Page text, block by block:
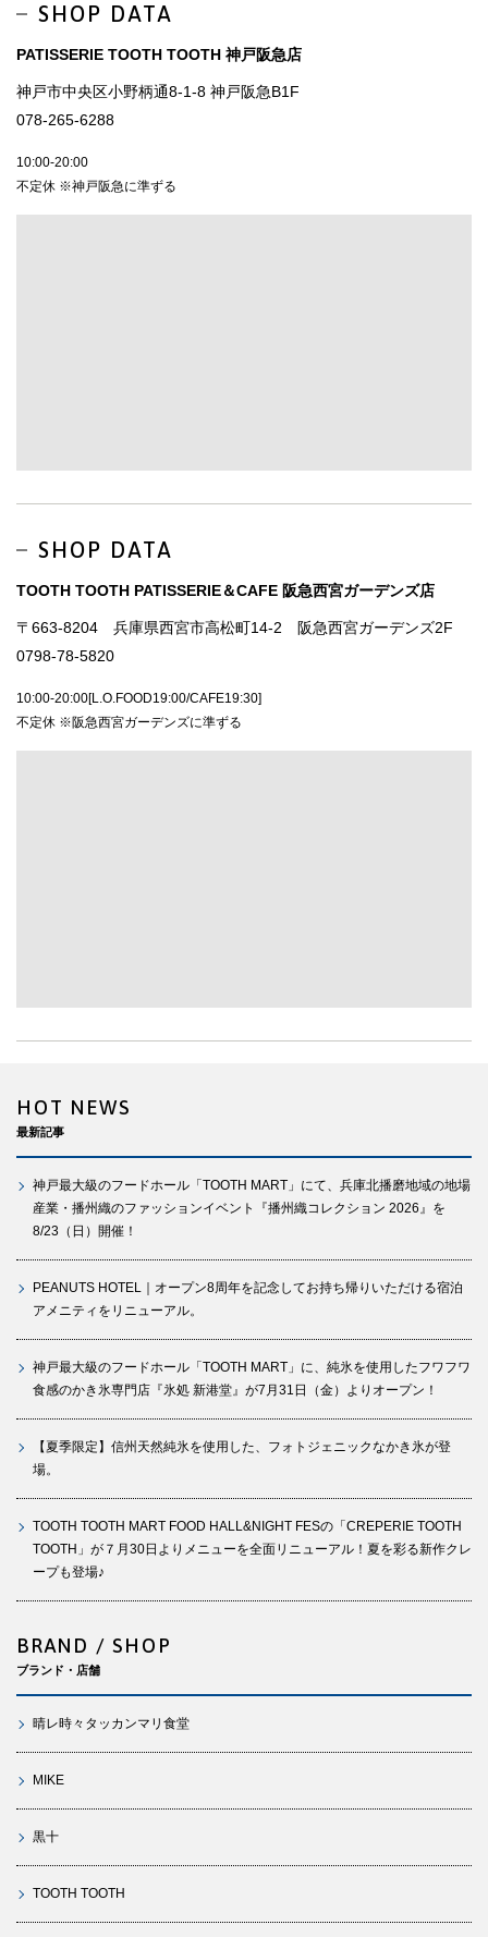
SHOP DATA
PATISSERIE TOOTH TOOTH 神戸阪急店
神戸市中央区小野柄通8-1-8 神戸阪急B1F
078-265-6288
10:00-20:00
不定休 ※神戸阪急に準ずる
SHOP DATA
TOOTH TOOTH PATISSERIE＆CAFE 阪急西宮ガーデンズ店
〒663-8204 兵庫県西宮市高松町14-2 阪急西宮ガーデンズ2F
0798-78-5820
10:00-20:00[L.O.FOOD19:00/CAFE19:30]
不定休 ※阪急西宮ガーデンズに準ずる
HOT NEWS
最新記事
神戸最大級のフードホール「TOOTH MART」にて、兵庫北播磨地域の地場
産業・播州織のファッションイベント『播州織コレクション 2026』を
8/23（日）開催！
PEANUTS HOTEL｜オープン8周年を記念してお持ち帰りいただける宿泊
アメニティをリニューアル。
神戸最大級のフードホール「TOOTH MART」に、純氷を使用したフワフワ
食感のかき氷専門店『氷処 新港堂』が7月31日（金）よりオープン！
【夏季限定】信州天然純氷を使用した、フォトジェニックなかき氷が登
場。
TOOTH TOOTH MART FOOD HALL&NIGHT FESの「CREPERIE TOOTH
TOOTH」が７月30日よりメニューを全面リニューアル！夏を彩る新作クレ
ープも登場♪
BRAND / SHOP
ブランド・店舗
晴レ時々タッカンマリ食堂
MIKE
黒十
TOOTH TOOTH